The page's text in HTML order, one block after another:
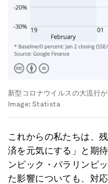
新型コロナウイルスの大流行
Image: Statista
これからの私たちは、
済を元気にする」と期
ンピック・パラリンピ
た影響についても、対